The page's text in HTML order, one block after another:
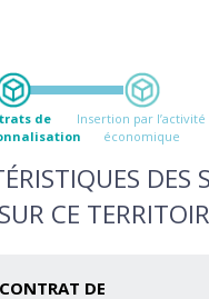
de
Insertion par l’activité
économique
DES
SUR CE
DE